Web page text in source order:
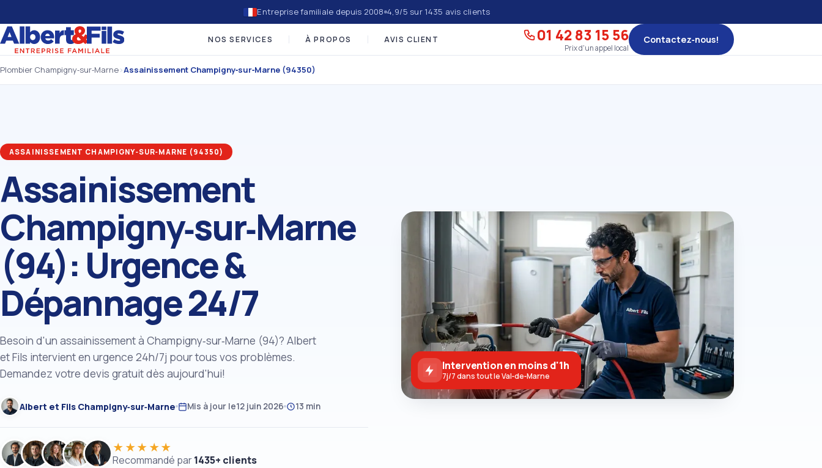
Entreprise familiale depuis 2008 4,9/5 sur 1435 avis clients
NOS SERVICES À PROPOS AVIS CLIENT 01 42 83 15 56
Prix d'un appel local
Contactez‑nous!
Plombier Champigny‑sur‑Marne›Assainissement Champigny‑sur‑Marne (94350)
ASSAINISSEMENT CHAMPIGNY‑SUR‑MARNE (94350)
Assainissement
Champigny‑sur‑Marne
(94): Urgence &
Dépannage 24/7
Besoin d'un assainissement à Champigny‑sur‑Marne (94)? Albert
et Fils intervient en urgence 24h/7j pour tous vos problèmes.
Demandez votre devis gratuit dès aujourd'hui!
Albert et Fils Champigny‑sur‑Marne Mis à jour le12 juin 2026 13 min
★★★★★
Recommandé par1435+ clients
Intervention en moins d'1h
7j/7 dans tout le Val‑de‑Marne